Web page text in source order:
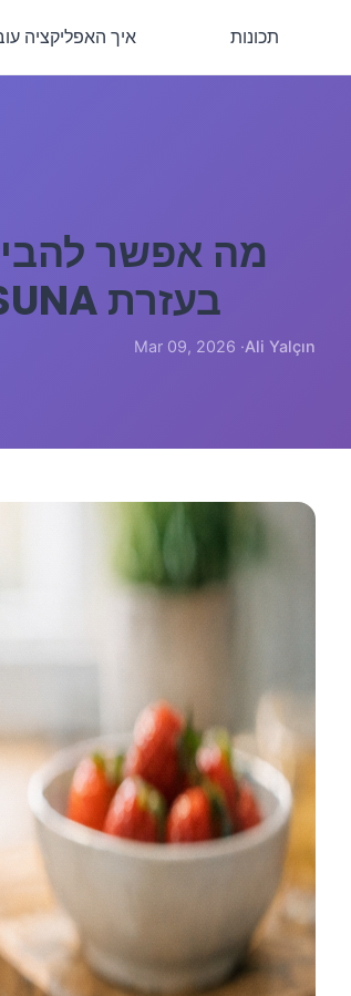
תכונות איך האפליקציה
בעזרת Seen Last Online Tracker, SUNA
Ali Yalçın
· Mar 09, 2026